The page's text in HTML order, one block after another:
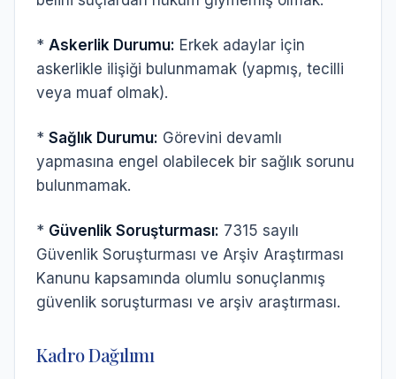
* Askerlik Durumu: Erkek adaylar için
askerlikle ilişiği bulunmamak (yapmış, tecilli
veya muaf olmak).
* Sağlık Durumu: Görevini devamlı
yapmasına engel olabilecek bir sağlık sorunu
bulunmamak.
* Güvenlik Soruşturması: 7315 sayılı
Güvenlik Soruşturması ve Arşiv Araştırması
Kanunu kapsamında olumlu sonuçlanmış
güvenlik soruşturması ve arşiv araştırması.
Kadro Dağılımı